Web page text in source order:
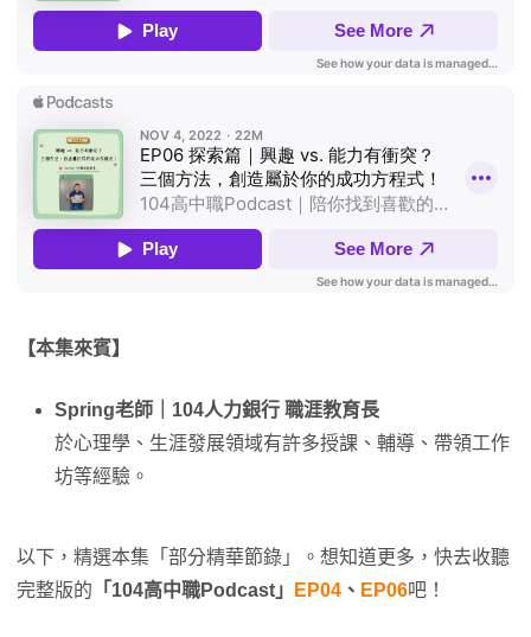
【本集來賓】
Spring老師｜104人力銀行 職涯教育長
於心理學、生涯發展領域有許多授課、輔導、帶領工作
坊等經驗。
以下，精選本集「部分精華節錄」。想知道更多，快去收聽
完整版的 「104高中職Podcast」 EP04 、 EP06吧！